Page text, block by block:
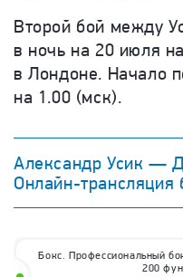
Второй бой между
в ночь на 20 июля
в Лондоне. Начало
на 1.00 (мск).
Александр Усик —
Онлайн-трансляция
Бокс. Профессиональный
200